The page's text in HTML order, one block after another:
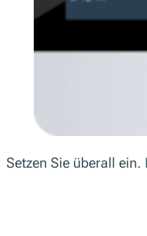
Setzen Sie überall